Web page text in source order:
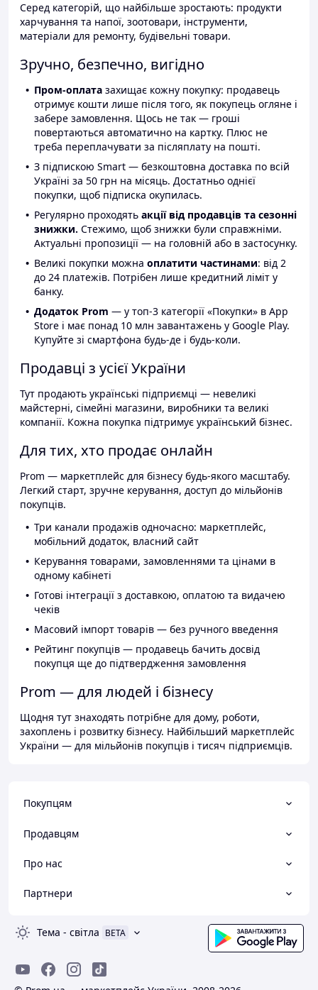
Серед категорій, що найбільше зростають: продукти
харчування та напої, зоотовари, інструменти,
матеріали для ремонту, будівельні товари.
Зручно, безпечно, вигідно
Пром-оплата захищає кожну покупку: продавець
отримує кошти лише після того, як покупець огляне і
забере замовлення. Щось не так — гроші
повертаються автоматично на картку. Плюс не
треба переплачувати за післяплату на пошті.
З підпискою Smart — безкоштовна доставка по всій
Україні за 50 грн на місяць. Достатньо однієї
покупки, щоб підписка окупилась.
Регулярно проходять акції від продавців та сезонні
знижки. Стежимо, щоб знижки були справжніми.
Актуальні пропозиції — на головній або в застосунку.
Великі покупки можна оплатити частинами: від 2
до 24 платежів. Потрібен лише кредитний ліміт у
банку.
Додаток Prom — у топ-3 категорії «Покупки» в App
Store і має понад 10 млн завантажень у Google Play.
Купуйте зі смартфона будь-де і будь-коли.
Продавці з усієї України
Тут продають українські підприємці — невеликі
майстерні, сімейні магазини, виробники та великі
компанії. Кожна покупка підтримує український бізнес.
Для тих, хто продає онлайн
Prom — маркетплейс для бізнесу будь-якого масштабу.
Легкий старт, зручне керування, доступ до мільйонів
покупців.
Три канали продажів одночасно: маркетплейс,
мобільний додаток, власний сайт
Керування товарами, замовленнями та цінами в
одному кабінеті
Готові інтеграції з доставкою, оплатою та видачею
чеків
Масовий імпорт товарів — без ручного введення
Рейтинг покупців — продавець бачить досвід
покупця ще до підтвердження замовлення
Prom — для людей і бізнесу
Щодня тут знаходять потрібне для дому, роботи,
захоплень і розвитку бізнесу. Найбільший маркетплейс
України — для мільйонів покупців і тисяч підприємців.
Покупцям
Продавцям
Про нас
Партнери
Тема - світла BETA